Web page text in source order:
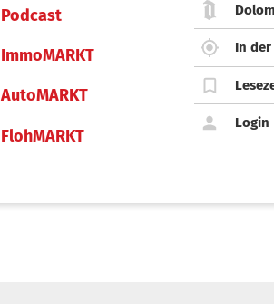
Podcast
ImmoMARKT
AutoMARKT
FlohMARKT
In der
Login